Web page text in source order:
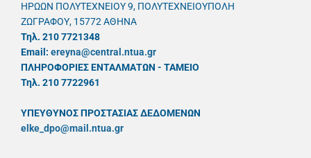
ΗΡΩΩΝ ΠΟΛΥΤΕΧΝΕΙΟΥ 9, ΠΟΛΥΤΕΧΝΕΙΟΥΠΟΛΗ
ΖΩΓΡΑΦΟΥ, 15772 ΑΘΗΝΑ
Τηλ. 210 7721348
Email: ereyna@central.ntua.gr
ΠΛΗΡΟΦΟΡΙΕΣ ΕΝΤΑΛΜΑΤΩΝ - ΤΑΜΕΙΟ
Τηλ. 210 7722961
ΥΠΕΥΘYΝΟΣ ΠΡΟΣΤΑΣΙΑΣ ΔΕΔΟΜΕΝΩΝ
elke_dpo@mail.ntua.gr